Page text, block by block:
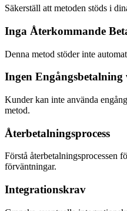
Säkerställ att metoden stöds i
Inga Återkommande
Denna metod stöder inte
Ingen Engångsbetalning
Kunder kan inte använda
metod.
Återbetalningsprocess
Förstå återbetalningsprocessen
förväntningar.
Integrationskrav